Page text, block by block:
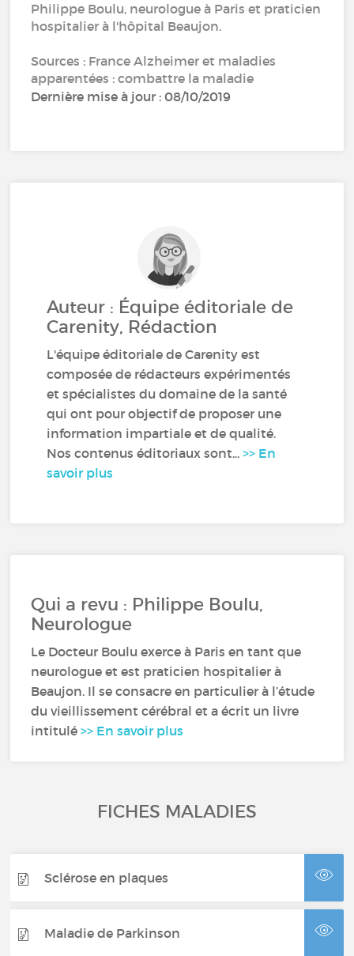
Philippe Boulu, neurologue à Paris et praticien
hospitalier à l'hôpital Beaujon.
Sources : France Alzheimer et maladies
apparentées : combattre la maladie
Dernière mise à jour : 08/10/2019
Auteur : Équipe éditoriale de
Carenity, Rédaction
L'équipe éditoriale de Carenity est
composée de rédacteurs expérimentés
et spécialistes du domaine de la santé
qui ont pour objectif de proposer une
information impartiale et de qualité.
Nos contenus éditoriaux sont...>> En
savoir plus
Qui a revu : Philippe Boulu,
Neurologue
Le Docteur Boulu exerce à Paris en tant que
neurologue et est praticien hospitalier à
Beaujon. Il se consacre en particulier à l’étude
du vieillissement cérébral et a écrit un livre
intitulé>> En savoir plus
FICHES MALADIES
Sclérose en plaques
Maladie de Parkinson